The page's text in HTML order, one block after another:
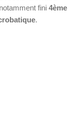
fini 4ème
.